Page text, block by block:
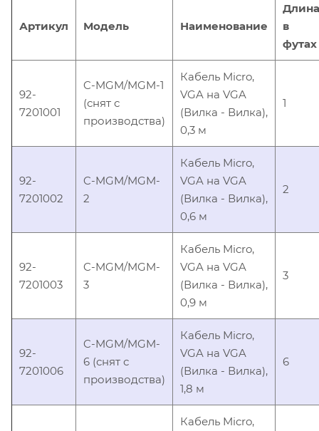
Артикул Модель Наименование
Длина
в
футах
92-
7201001
C-MGM/MGM-1
(снят с
производства)
Кабель Micro,
VGA на VGA
(Вилка - Вилка),
0,3 м
1
92-
7201002
C-MGM/MGM-
2
Кабель Micro,
VGA на VGA
(Вилка - Вилка),
0,6 м
2
92-
7201003
C-MGM/MGM-
3
Кабель Micro,
VGA на VGA
(Вилка - Вилка),
0,9 м
3
92-
7201006
C-MGM/MGM-
6 (снят с
производства)
Кабель Micro,
VGA на VGA
(Вилка - Вилка),
1,8 м
6
Кабель Micro,